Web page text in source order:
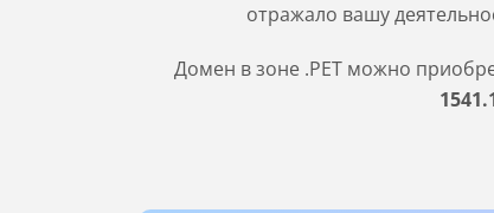
отражало вашу
Домен в зоне .PET можно
1541